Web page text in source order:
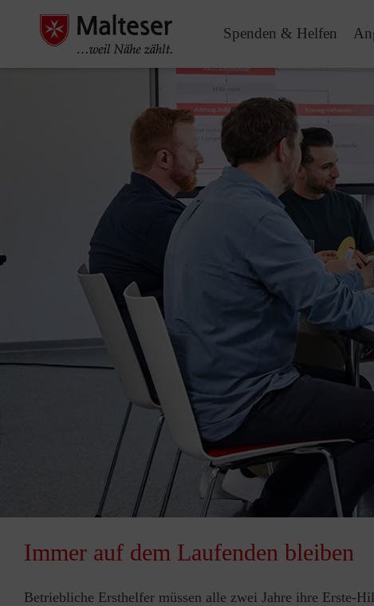
Spenden & Helfen
Immer auf dem Laufenden bleiben
Betriebliche Ersthelfer müssen alle zwei Jahre ihre Erste-